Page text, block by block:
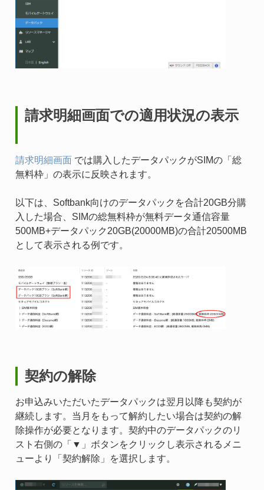
請求明細画面での適用状況の表示
請求明細画面では購入したデータパックがSIMの「総
無料枠」の表示に反映されます。
以下は、Softbank向けのデータパックを合計20GB分購
入した場合、SIMの総無料枠が無料データ通信容量
500MB+データパック20GB(20000MB)の合計20500MB
として表示される例です。
契約の解除
お申込みいただいたデータパックは翌月以降も契約が
継続します。当月をもって解約したい場合は契約の解
除操作が必要となります。契約中のデータパックのリ
スト右側の「▼」ボタンをクリックし表示されるメニ
ューより「契約解除」を選択します。